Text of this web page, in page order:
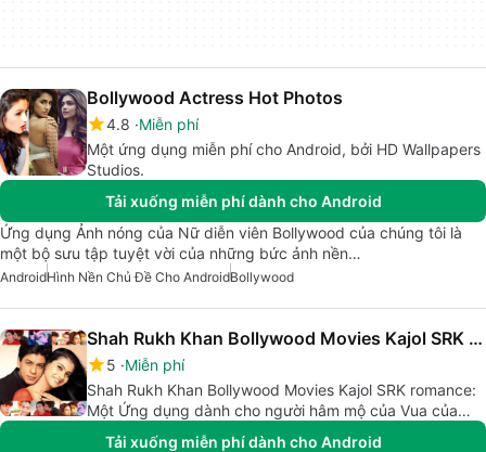
Bollywood Actress Hot Photos
4.8 Miễn phí
Một ứng dụng miễn phí cho Android, bởi HD Wallpapers
Studios.
Tải xuống miễn phí dành cho Android
Ứng dụng Ảnh nóng của Nữ diễn viên Bollywood của chúng tôi là
một bộ sưu tập tuyệt vời của những bức ảnh nền…
AndroidHình Nền Chủ Đề Cho AndroidBollywood
Shah Rukh Khan Bollywood Movies Kajol SRK romance
5 Miễn phí
Shah Rukh Khan Bollywood Movies Kajol SRK romance:
Một Ứng dụng dành cho người hâm mộ của Vua của
Bollywood
Tải xuống miễn phí dành cho Android